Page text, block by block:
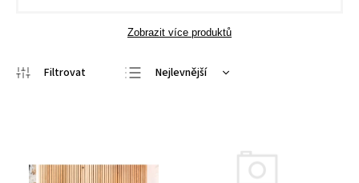
Zobrazit více produktů
Nejlevnější